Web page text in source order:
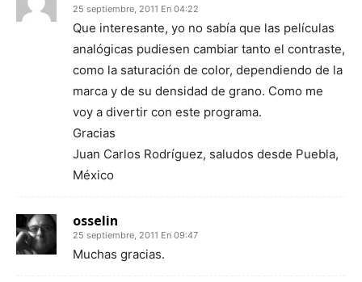
25 septiembre, 2011 En 04:22
Que interesante, yo no sabía que las películas
analógicas pudiesen cambiar tanto el contraste,
como la saturación de color, dependiendo de la
marca y de su densidad de grano. Como me
voy a divertir con este programa.
Gracias
Juan Carlos Rodríguez, saludos desde Puebla,
México
osselin
25 septiembre, 2011 En 09:47
Muchas gracias.